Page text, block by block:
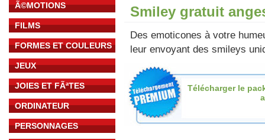
Ã©MOTIONS
FILMS
FORMES ET COULEURS
JEUX
JOIES ET FÃªTES
ORDINATEUR
PERSONNAGES
Smiley gratuit
Des emoticones à votre
leur envoyant des smileys
Télécharger le